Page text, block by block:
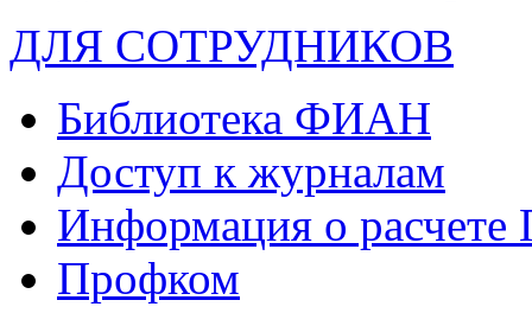
ДЛЯ СОТРУДНИКОВ
Библиотека ФИАН
Доступ к журналам
Информация о
Профком